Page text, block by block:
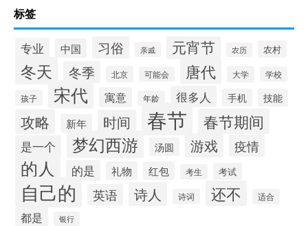
标签
专业 中国 习俗 亲戚 元宵节 农历 农村
冬天 冬季 北京 可能会 唐代 大学 学校
孩子 宋代 寓意 年龄 很多人 手机 技能
攻略 新年 时间 春节 春节期间
是一个 梦幻西游 汤圆 游戏 疫情
的人 的是 礼物 红包 考生 考试
自己的 英语 诗人 诗词 还不 适合
都是 银行